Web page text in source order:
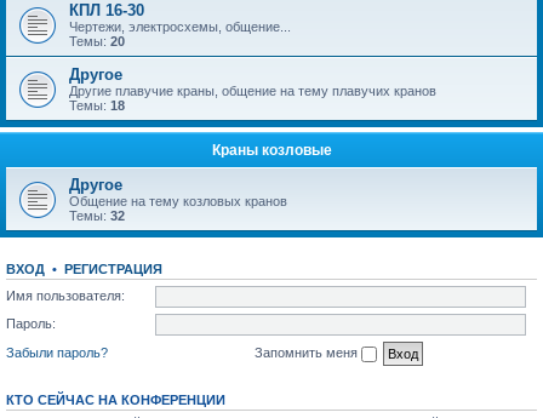
КПЛ 16-30
Чертежи, электросхемы, общение...
Темы: 20
Другое
Другие плавучие краны, общение на тему плавучих кранов
Темы: 18
Краны козловые
Другое
Общение на тему козловых кранов
Темы: 32
ВХОД • РЕГИСТРАЦИЯ
Имя пользователя:
Пароль:
Забыли пароль?
Запомнить меня
КТО СЕЙЧАС НА КОНФЕРЕНЦИИ